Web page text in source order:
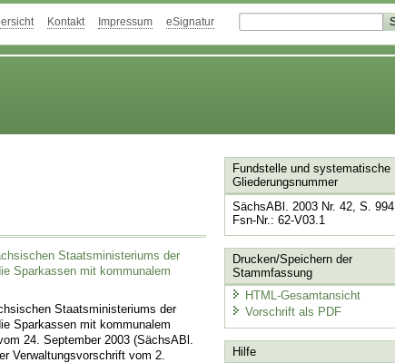
Kontakt Impressum eSignatur
Staatsministeriums der
Sparkassen mit kommunalem
Staatsministeriums der
Sparkassen mit kommunalem
24. September 2003 (SächsABl.
Verwaltungsvorschrift vom 2.
Fundstelle und systematische
Gliederungsnummer
SächsABl. 2003 Nr. 42, S. 994
Fsn-Nr.: 62-V03.1
Drucken/Speichern der
Stammfassung
HTML-Gesamtansicht
Vorschrift als PDF
Hilfe